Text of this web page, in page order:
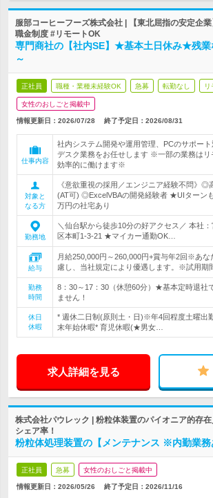
服部コーヒーフーズ株式会社 | 【東北屈指の安定企
職金制度 #リモートOK
専門商社の【社内SE】★基本土日休み★残
～
正社員 職種・業種未経験OK 急募 転勤なし
女性のおしごと掲載中
情報更新日：2026/07/28 終了予定日： 2026/08/31
仕事内容
社内システム開発や運用管理、PCのサポー
デスク業務をお任せします ※一部の業務はリ
効率的に働けます※
対象と
なる方
《意欲重視の採用／エンジニア経験不問》
(AT可) ◎ExcelVBAの開発経験者 ★UIターン
万円の社宅あり
勤務地
＼仙台駅から徒歩10分の好アクセス／ 本社
区本町1-3-21 ★マイカー通勤OK…
給与
月給250,000円～260,000円+賞与年2回※あな
慮し、当社規定により優遇します。※試用期
勤務
時間
8：30～17：30（休憩60分）★基本定時退社
ません！
休日
休暇
* 週休二日制(原則土・日)※年4回程度土曜出
末年始休暇* 育児休暇(★男女…
求人詳細を見る
株式会社パウレック | 粉粒体装置のパイオニア的存
シェア率！
粉粒体処理装置の【メンテナンス ※内勤業
正社員 急募 女性のおしごと掲載中
情報更新日：2026/05/26 終了予定日： 2026/11/16